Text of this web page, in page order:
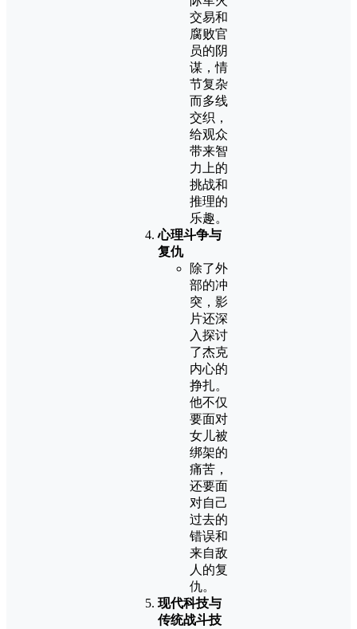
交易和
腐败官
员的阴
谋，情
节复杂
而多线
交织，
给观众
带来智
力上的
挑战和
推理的
乐趣。
心理斗争与
复仇
除了外
部的冲
突，影
片还深
入探讨
了杰克
内心的
挣扎。
他不仅
要面对
女儿被
绑架的
痛苦，
还要面
对自己
过去的
错误和
来自敌
人的复
仇。
现代科技与
传统战斗技